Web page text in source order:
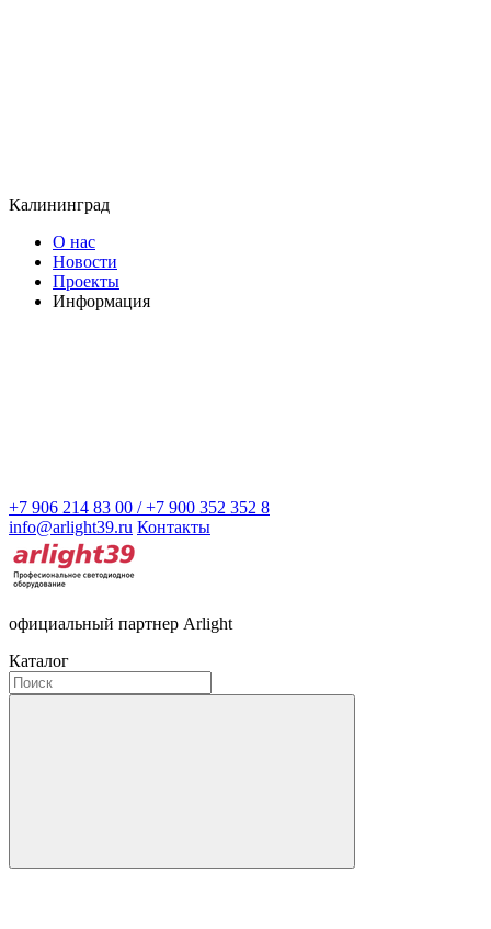
Калининград
О нас
Новости
Проекты
Информация
+7 906 214 83 00 / +7 900 352 352 8
info@arlight39.ru Контакты
официальный партнер Arlight
Каталог